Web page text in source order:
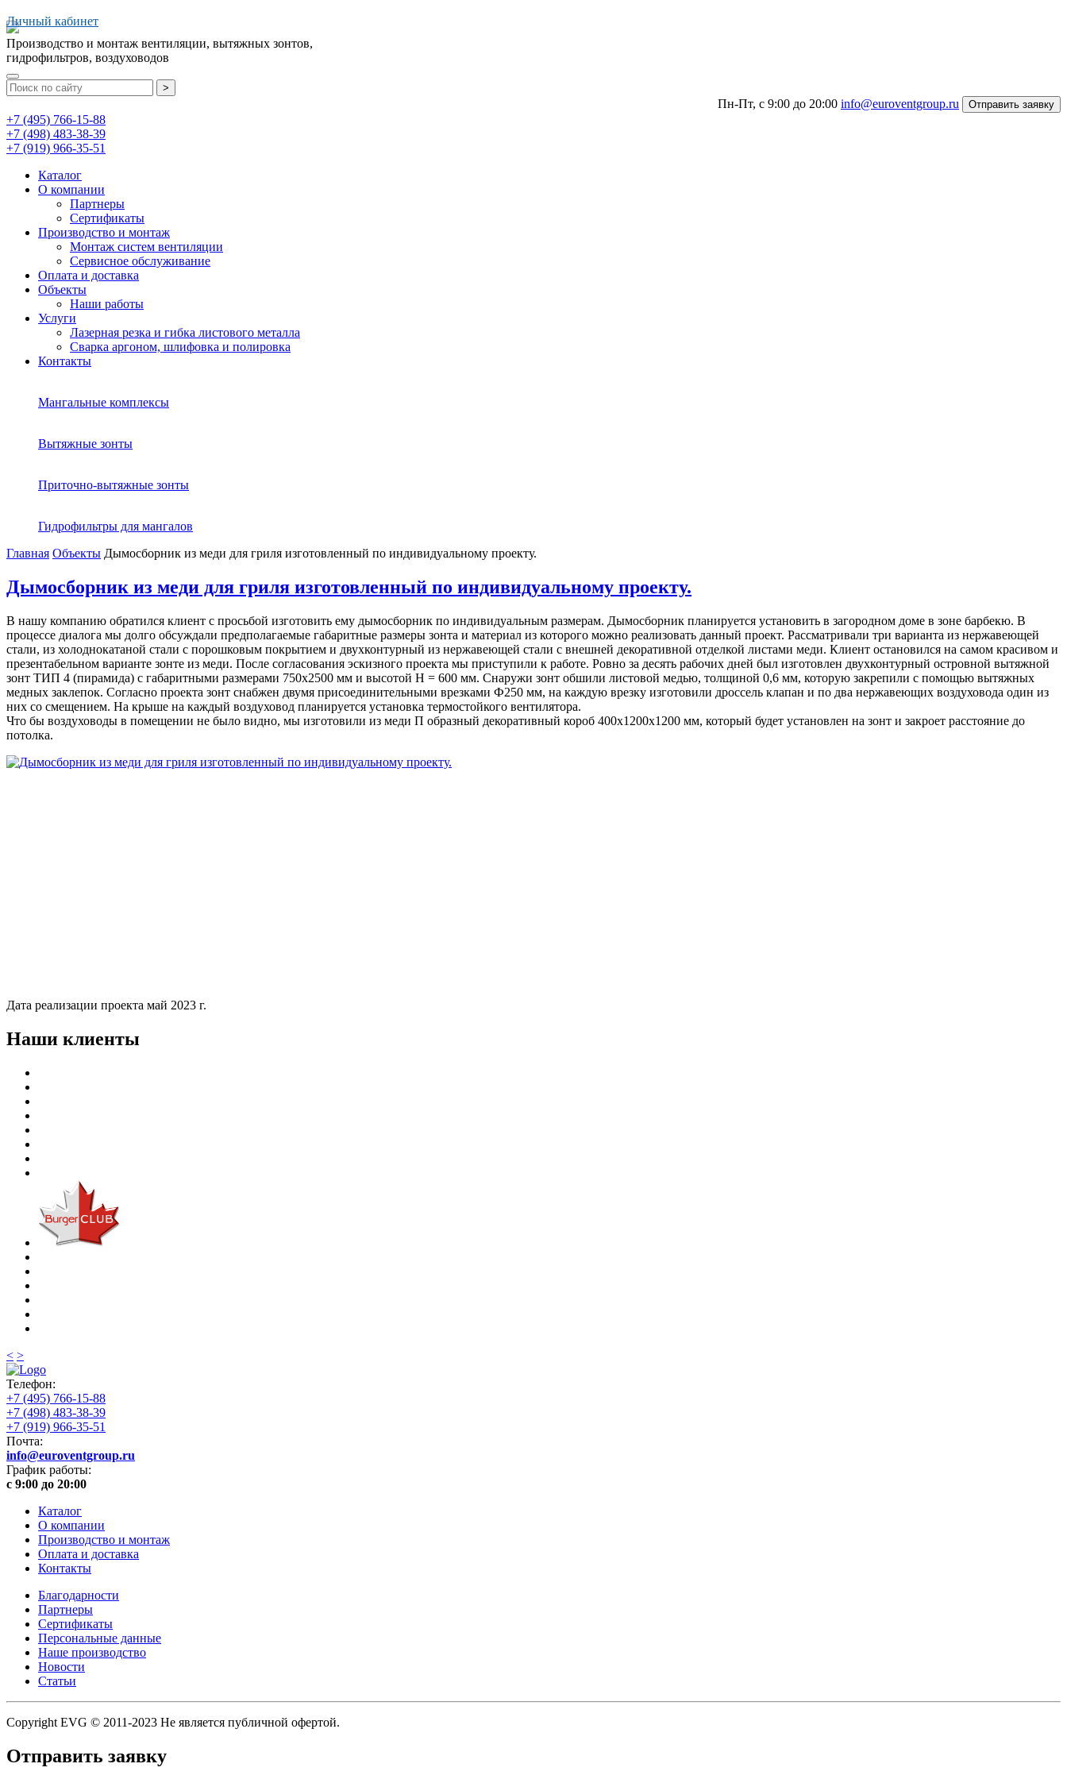
Личный кабинет
Производство и монтаж вентиляции, вытяжных зонтов,
гидрофильтров, воздуховодов
>
Пн-Пт, с 9:00 до 20:00 info@euroventgroup.ru Отправить заявку
+7 (495) 766-15-88
+7 (498) 483-38-39
+7 (919) 966-35-51
Каталог
О компании
Партнеры
Сертификаты
Производство и монтаж
Монтаж систем вентиляции
Сервисное обслуживание
Оплата и доставка
Объекты
Наши работы
Услуги
Лазерная резка и гибка листового металла
Сварка аргоном, шлифовка и полировка
Контакты
Мангальные комплексы
Вытяжные зонты
Приточно-вытяжные зонты
Гидрофильтры для мангалов
Главная Объекты Дымосборник из меди для гриля изготовленный по индивидуальному проекту.
Дымосборник из меди для гриля изготовленный по индивидуальному проекту.
В нашу компанию обратился клиент с просьбой изготовить ему дымосборник по индивидуальным размерам. Дымосборник планируется установить в загородном доме в зоне барбекю. В
процессе диалога мы долго обсуждали предполагаемые габаритные размеры зонта и материал из которого можно реализовать данный проект. Рассматривали три варианта из нержавеющей
стали, из холоднокатаной стали с порошковым покрытием и двухконтурный из нержавеющей стали с внешней декоративной отделкой листами меди. Клиент остановился на самом красивом и
презентабельном варианте зонте из меди. После согласования эскизного проекта мы приступили к работе. Ровно за десять рабочих дней был изготовлен двухконтурный островной вытяжной
зонт ТИП 4 (пирамида) с габаритными размерами 750х2500 мм и высотой Н = 600 мм. Снаружи зонт обшили листовой медью, толщиной 0,6 мм, которую закрепили с помощью вытяжных
медных заклепок. Согласно проекта зонт снабжен двумя присоединительными врезками Ф250 мм, на каждую врезку изготовили дроссель клапан и по два нержавеющих воздуховода один из
них со смещением. На крыше на каждый воздуховод планируется установка термостойкого вентилятора.
Что бы воздуховоды в помещении не было видно, мы изготовили из меди П образный декоративный короб 400х1200х1200 мм, который будет установлен на зонт и закроет расстояние до
потолка.
Дата реализации проекта май 2023 г.
Наши клиенты
< >
Телефон:
+7 (495) 766-15-88
+7 (498) 483-38-39
+7 (919) 966-35-51
Почта:
info@euroventgroup.ru
График работы:
с 9:00 до 20:00
Каталог
О компании
Производство и монтаж
Оплата и доставка
Контакты
Благодарности
Партнеры
Сертификаты
Персональные данные
Наше производство
Новости
Статьи
Copyright EVG © 2011-2023 Не является публичной офертой.
Отправить заявку